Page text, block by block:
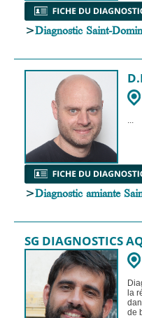
>Diagnostic Saint-
...
>Diagnostic amiante
SG DIAGNOSTICS
la
de